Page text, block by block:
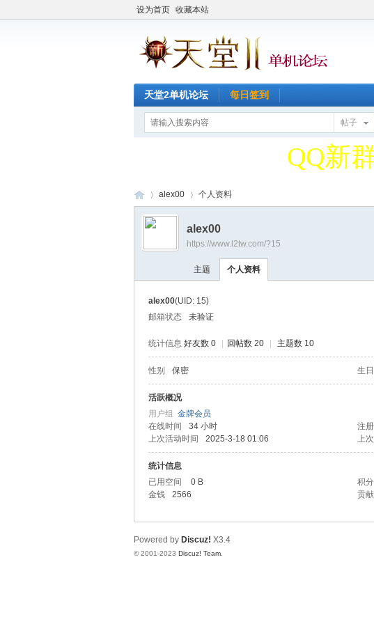
设为首页 收藏本站
天堂2单机论坛 每日签到
帖子
天堂2
QQ新
天堂2
›
alex00 个人资料
alex00
https://www.l2tw.com/?15
主题 个人资料
alex00(UID: 15)
邮箱状态
未验证
统计信息 好友数 0 回帖数 20 主题数 10
性别 保密 生日
活跃概况
用户组 金牌会员
在线时间
34 小时 注
上次活动时间
2025-3-18 01:06 上
统计信息
已用空间
0 B 积分
金钱
2566 贡献
Powered by Discuz! X3.4
© 2001-2023 Discuz! Team